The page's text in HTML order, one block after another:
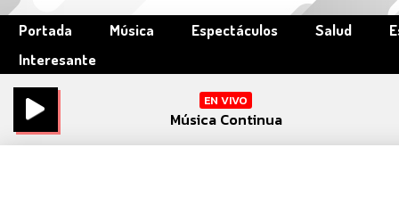
Portada Música Espectáculos Salud
Interesante
EN VIVO
Música Continua